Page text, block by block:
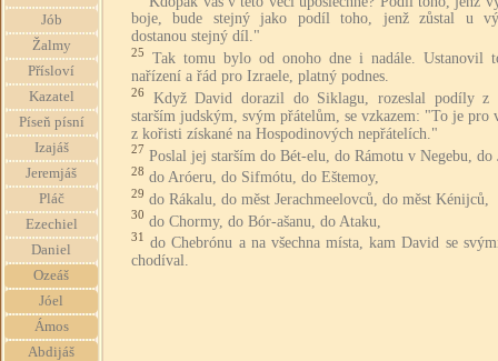
Jób
Žalmy
Přísloví
Kazatel
Píseň písní
Izajáš
Jeremjáš
Pláč
Ezechiel
Daniel
Ozeáš
Jóel
Ámos
Abdijáš
boje, bude stejný jako podíl toho, jenž zůstal u
dostanou stejný díl."
25
Tak tomu bylo od onoho dne i nadále. Ustanovil
nařízení a řád pro Izraele, platný podnes.
26
Když David dorazil do Siklagu, rozeslal podíly z
starším judským, svým přátelům, se vzkazem: "To je pro
z kořisti získané na Hospodinových nepřátelích."
27 Poslal jej starším do Bét-elu, do Rámotu v Negebu, do
28 do Aróeru, do Sifmótu, do Eštemoy,
29 do Rákalu, do měst Jerachmeelovců, do měst Kénijců,
30 do Chormy, do Bór-ašanu, do Ataku,
31 do Chebrónu a na všechna místa, kam David se
chodíval.